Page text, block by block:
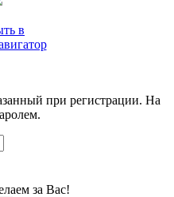
в
при регистрации. На
за Вас!